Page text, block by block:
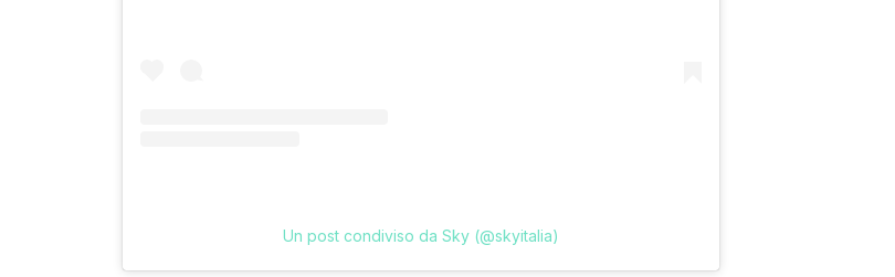
Un post condiviso da Sky (@skyitalia)